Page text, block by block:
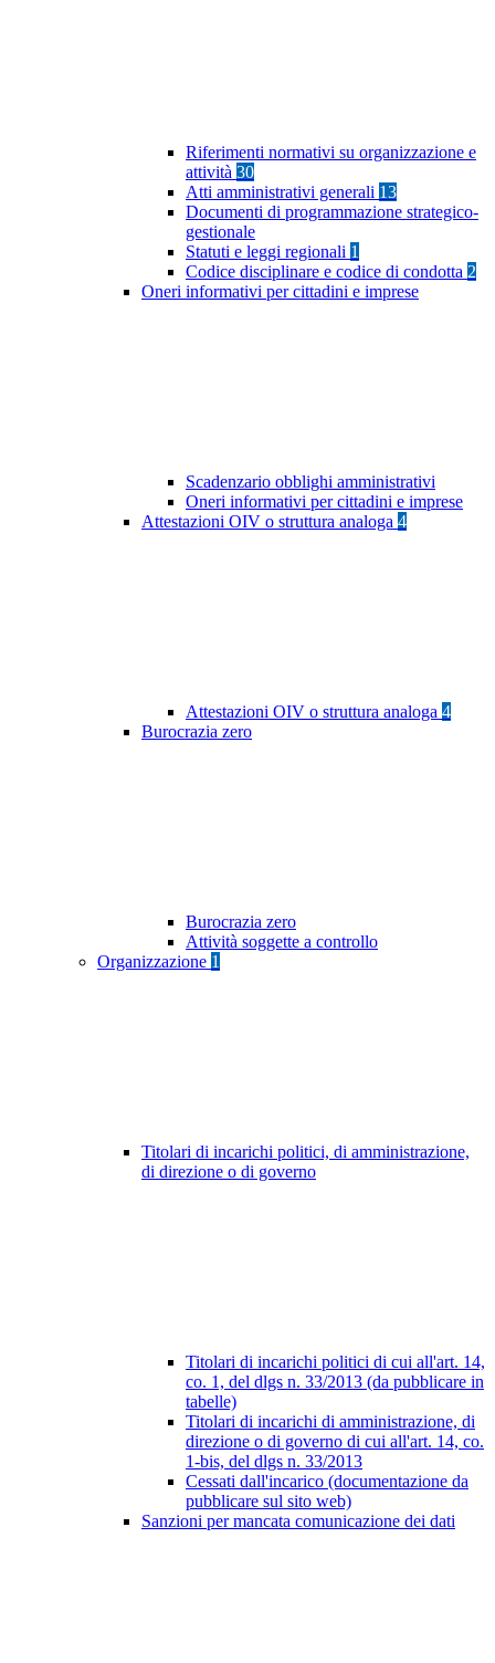
Riferimenti normativi su organizzazione e
attività 30
Atti amministrativi generali 13
Documenti di programmazione strategico-
gestionale
Statuti e leggi regionali 1
Codice disciplinare e codice di condotta 2
Oneri informativi per cittadini e imprese
Scadenzario obblighi amministrativi
Oneri informativi per cittadini e imprese
Attestazioni OIV o struttura analoga 4
Attestazioni OIV o struttura analoga 4
Burocrazia zero
Burocrazia zero
Attività soggette a controllo
Organizzazione 1
Titolari di incarichi politici, di amministrazione,
di direzione o di governo
Titolari di incarichi politici di cui all'art. 14,
co. 1, del dlgs n. 33/2013 (da pubblicare in
tabelle)
Titolari di incarichi di amministrazione, di
direzione o di governo di cui all'art. 14, co.
1-bis, del dlgs n. 33/2013
Cessati dall'incarico (documentazione da
pubblicare sul sito web)
Sanzioni per mancata comunicazione dei dati